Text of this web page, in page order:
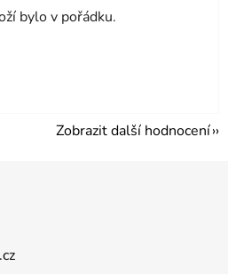
bylo v pořádku.
z 5 hvězdiček.
Zobrazit další hodnocení